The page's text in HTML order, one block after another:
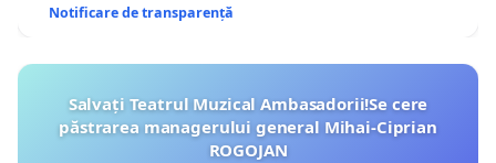
Notificare de transparență
Salvați Teatrul Muzical Ambasadorii!Se cere
păstrarea managerului general Mihai-Ciprian
ROGOJAN